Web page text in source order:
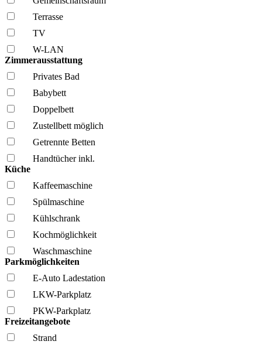
Terrasse
TV
W-LAN
Zimmerausstattung
Privates Bad
Babybett
Doppelbett
Zustellbett möglich
Getrennte Betten
Handtücher inkl.
Küche
Kaffee­maschine
Spül­maschine
Kühl­schrank
Kochmöglich­keit
Wasch­maschine
Parkmöglichkeiten
E-Auto Ladestation
LKW-Parkplatz
PKW-Parkplatz
Freizeitangebote
Strand